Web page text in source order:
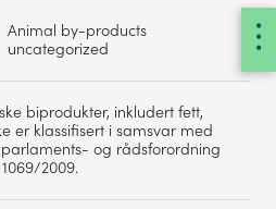
Animal by-products
uncategorized
biprodukter, inkludert fett,
er klassifisert i samsvar med
og rådsforordning
2009.